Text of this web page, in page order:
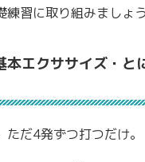
練習に取り組みましょ
本エクササイズ・と
だ4発ずつ打つだけ。